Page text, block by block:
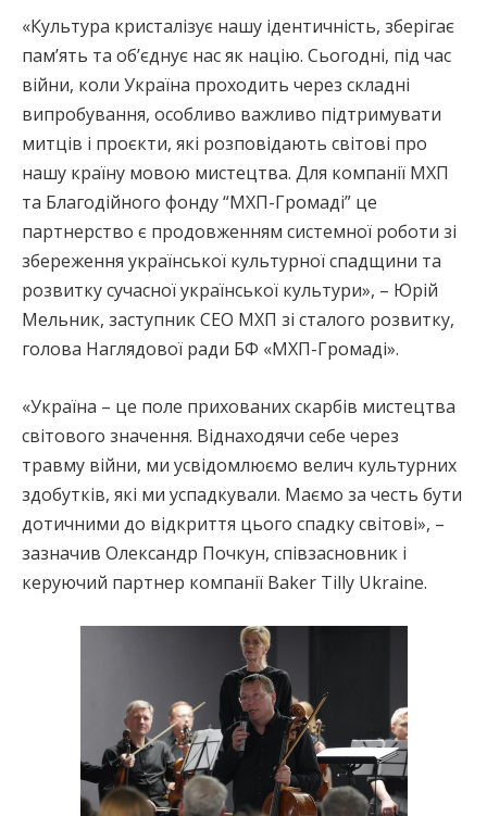
«Культура кристалізує нашу ідентичність, зберігає
пам’ять та об’єднує нас як націю. Сьогодні, під час
війни, коли Україна проходить через складні
випробування, особливо важливо підтримувати
митців і проєкти, які розповідають світові про
нашу країну мовою мистецтва. Для компанії МХП
та Благодійного фонду “МХП-Громаді” це
партнерство є продовженням системної роботи зі
збереження української культурної спадщини та
розвитку сучасної української культури», – Юрій
Мельник, заступник CEO МХП зі сталого розвитку,
голова Наглядової ради БФ «МХП-Громаді».
«Україна – це поле прихованих скарбів мистецтва
світового значення. Віднаходячи себе через
травму війни, ми усвідомлюємо велич культурних
здобутків, які ми успадкували. Маємо за честь бути
дотичними до відкриття цього спадку світові», –
зазначив Олександр Почкун, співзасновник і
керуючий партнер компанії Baker Tilly Ukraine.